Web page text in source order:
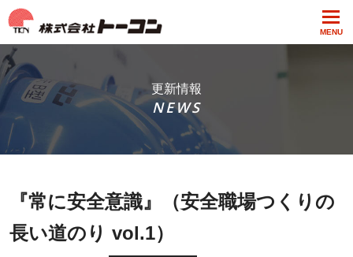
MENU
更新情報
NEWS
『常に安全意識』（安全職場つくりの
長い道のり vol.1）